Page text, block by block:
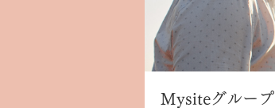
Mysiteグループ